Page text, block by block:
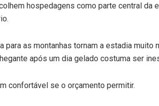
hospedagens como parte central da
para as montanhas tornam a estadia muito
após um dia gelado costuma ser
confortável se o orçamento permitir.